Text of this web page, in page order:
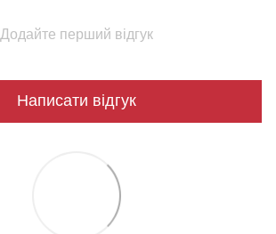
Додайте перший відгук
Написати відгук